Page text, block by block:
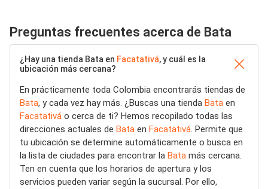
Preguntas frecuentes acerca de Bata
¿Hay una tienda Bata en Facatativá, y cuál es la
ubicación más cercana?
En prácticamente toda Colombia encontrarás tiendas de
Bata, y cada vez hay más. ¿Buscas una tienda Bata en
Facatativá o cerca de ti? Hemos recopilado todas las
direcciones actuales de Bata en Facatativá. Permite que
tu ubicación se determine automáticamente o busca en
la lista de ciudades para encontrar la Bata más cercana.
Ten en cuenta que los horarios de apertura y los
servicios pueden variar según la sucursal. Por ello,